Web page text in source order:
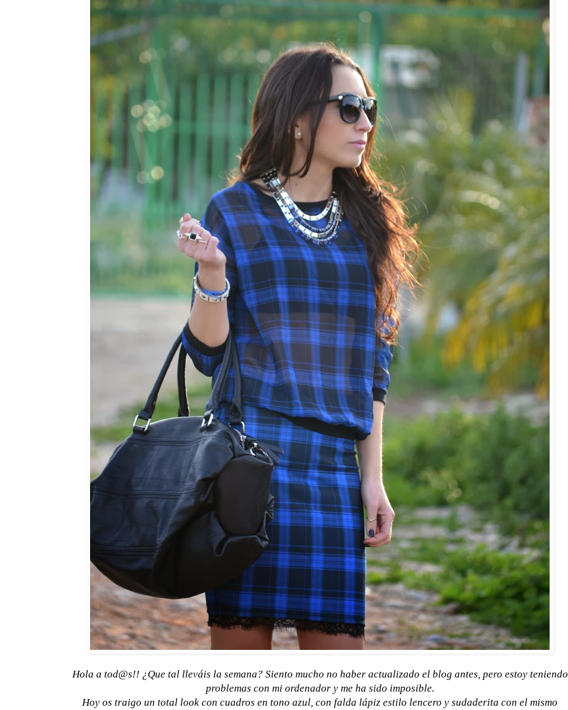
Hola a tod@s!! ¿Que tal lleváis la semana? Siento mucho no haber actualizado el blog antes, pero estoy teniendo
problemas con mi ordenador y me ha sido imposible.
Hoy os traigo un total look con cuadros en tono azul, con falda lápiz estilo lencero y sudaderita con el mismo